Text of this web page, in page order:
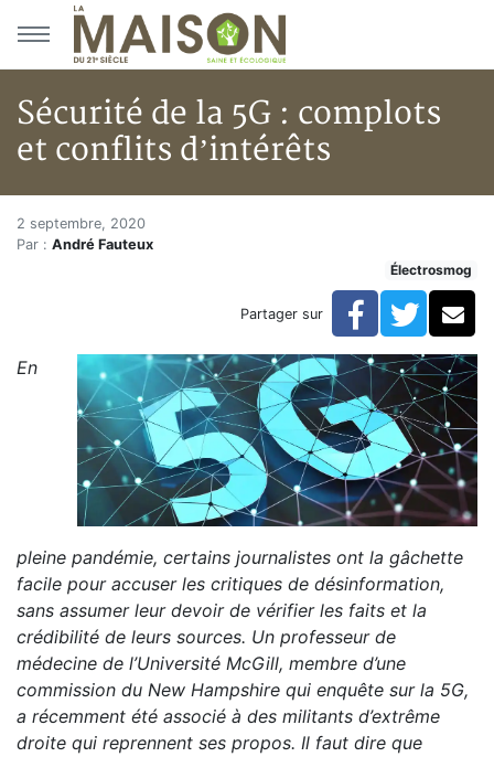
Aller au menu principal
Aller au contenu principal
Sécurité de la 5G : complots
et conflits d’intérêts
Accueil
Articles
Sécurité de la 5G : complots et conflits d’intérêts
Sécurité de la 5G : complots
2 septembre, 2020
Par : André Fauteux
Électrosmog
Partager sur Facebook
En
pleine pandémie, certains journalistes ont la gâchette
facile pour accuser les critiques de désinformation,
sans assumer leur devoir de vérifier les faits et la
crédibilité de leurs sources. Un professeur de
médecine de l’Université McGill, membre d’une
commission du New Hampshire qui enquête sur la 5G,
a récemment été associé à des militants d’extrême
droite qui reprennent ses propos. Il faut dire que